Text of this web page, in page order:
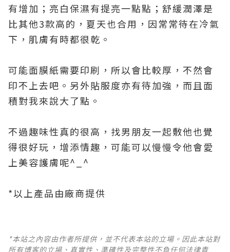
有增加；亮白保濕有提亮一點點；舒緩潤澤是
比其他3款高的，夏天也合用，因常常待在冷氣
下，肌膚有時都很乾。
可能面膜紙需要印刷，所以會比較厚，不然會
印不上去吧。另外貼服度亦有待加強，而且面
積對我來說大了點。
不過趣味性真的很高，找男朋友一起敷他也覺
得很好玩，增添情趣，可能可以慢慢令他會愛
上美容護膚呢^_^
*以上產品由廠商提供
*本站之內容由作者所提供，並不代表本站的立場。因此本站對
所有博客的立場、真實性、準確性及完整性不負任何法律責